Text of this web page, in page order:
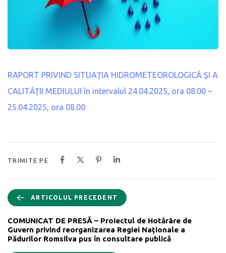
RAPORT PRIVIND SITUAŢIA HIDROMETEOROLOGICĂ ŞI A
CALITĂŢII MEDIULUI în intervalul 24.04.2025, ora 08.00 –
25.04.2025, ora 08.00
TRIMITE PE
ARTICOLUL PRECEDENT
COMUNICAT DE PRESĂ – Proiectul de Hotărâre de
Guvern privind reorganizarea Regiei Naționale a
Pădurilor Romsilva pus în consultare publică